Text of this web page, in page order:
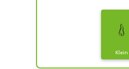
Klein